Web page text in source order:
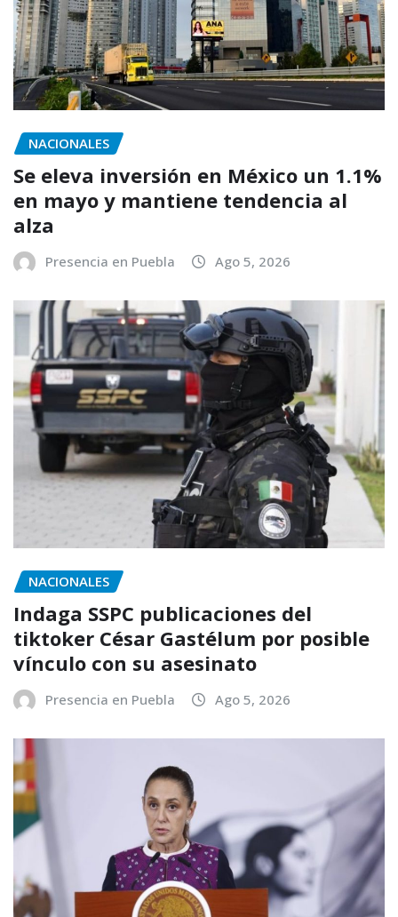
NACIONALES
Se eleva inversión en México un 1.1%
en mayo y mantiene tendencia al
alza
Presencia en Puebla Ago 5, 2026
NACIONALES
Indaga SSPC publicaciones del
tiktoker César Gastélum por posible
vínculo con su asesinato
Presencia en Puebla Ago 5, 2026